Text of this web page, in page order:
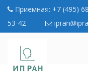
Приемная: +7 (495)
53-42